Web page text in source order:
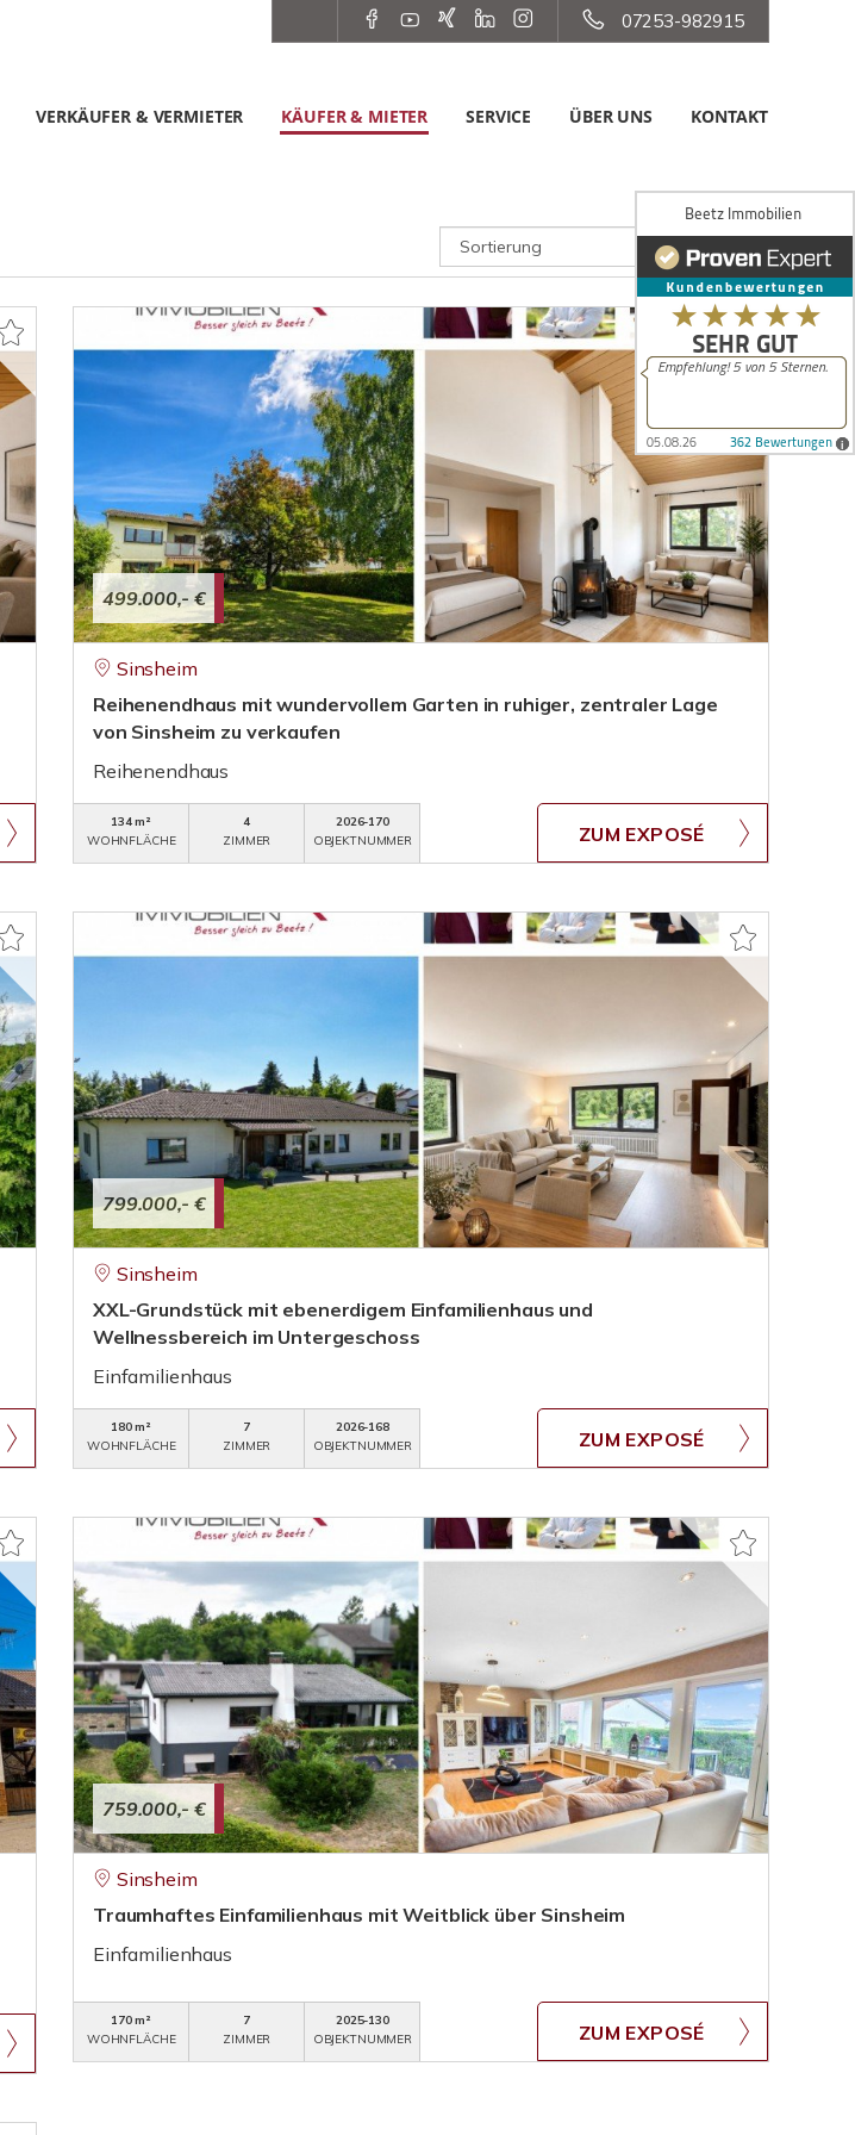
07253-982915
VERKÄUFER & VERMIETER KÄUFER & MIETER SERVICE ÜBER UNS KONTAKT
499.000,- €
Sinsheim
Reihenendhaus mit wundervollem Garten in ruhiger, zentraler Lage
von Sinsheim zu verkaufen
Reihenendhaus
134 m²
WOHNFLÄCHE
4
ZIMMER
2026-170
OBJEKTNUMMER
ZUM EXPOSÉ
799.000,- €
Sinsheim
XXL-Grundstück mit ebenerdigem Einfamilienhaus und
Wellnessbereich im Untergeschoss
Einfamilienhaus
180 m²
WOHNFLÄCHE
7
ZIMMER
2026-168
OBJEKTNUMMER
ZUM EXPOSÉ
759.000,- €
Sinsheim
Traumhaftes Einfamilienhaus mit Weitblick über Sinsheim
Einfamilienhaus
170 m²
WOHNFLÄCHE
7
ZIMMER
2025-130
OBJEKTNUMMER
ZUM EXPOSÉ